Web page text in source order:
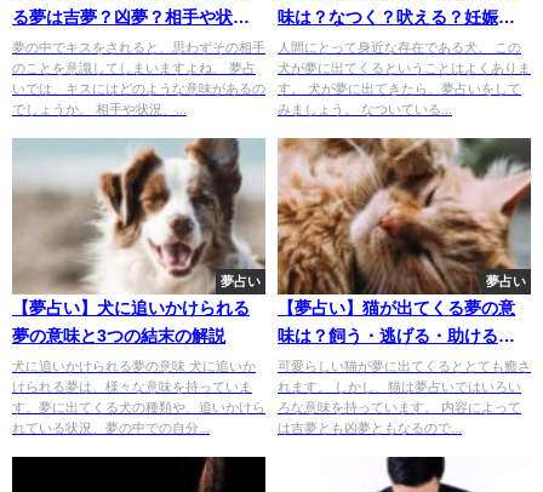
る夢は吉夢？凶夢？相手や状況
別の夢占い結果
夢の中でキスをされると、思わずその相手
のことを意識してしまいますよね。 夢占
いでは、キスにはどのような意味があるの
でしょうか。 相手や状況、...
味は？なつく？吠える？妊娠・
出産している？
人間にとって身近な存在である犬。 この
犬が夢に出てくるということはよくありま
す。 犬が夢に出てきたら、夢占いをして
みましょう。 なついている...
夢占い
【夢占い】犬に追いかけられる
夢の意味と3つの結末の解説
犬に追いかけられる夢の意味 犬に追いか
けられる夢は、様々な意味を持っていま
す。夢に出てくる犬の種類や、追いかけら
れている状況、夢の中での自分...
夢占い
【夢占い】猫が出てくる夢の意
味は？飼う・逃げる・助けるな
どの意味
可愛らしい猫が夢に出てくるととても癒さ
れます。 しかし、猫は夢占いではいろい
ろな意味を持っています。 内容によって
は吉夢とも凶夢ともなるので...